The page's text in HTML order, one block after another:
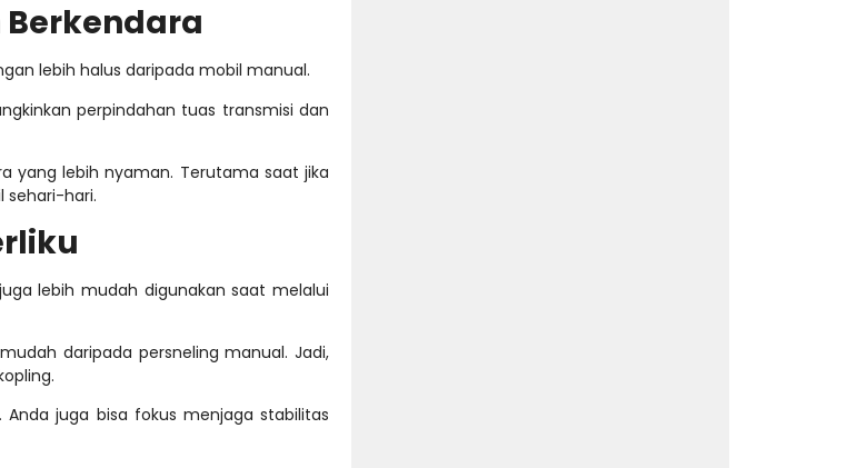
lebih halus daripada mobil manual.
perpindahan tuas transmisi dan
yang lebih nyaman. Terutama saat jika
sehari-hari.
lebih mudah digunakan saat melalui
daripada persneling manual. Jadi,
juga bisa fokus menjaga stabilitas